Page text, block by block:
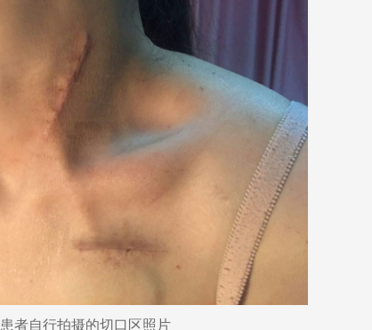
患者自行拍摄的切口区照片